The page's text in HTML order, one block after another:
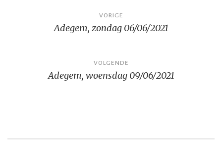
navigatie
VORIGE
Adegem, zondag 06/06/2021
VOLGENDE
Adegem, woensdag 09/06/2021